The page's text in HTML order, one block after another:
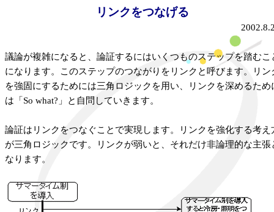
リンクをつなげる
議論が複雑になると、論証するにはいくつものステップを踏むこ
になります。このステップのつながりをリンクと呼びます。リン
を強固にするためには三角ロジックを用い、リンクを深めるため
は「So what?」と自問していきます。
論証はリンクをつなぐことで実現します。リンクを強化する考え
が三角ロジックです。リンクが弱いと、それだけ非論理的な主張
なります。